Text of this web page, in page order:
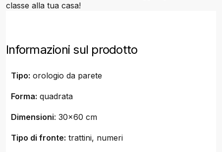
classe alla tua casa!
Informazioni sul prodotto
Tipo: orologio da parete
Forma: quadrata
Dimensioni: 30x60 cm
Tipo di fronte: trattini, numeri